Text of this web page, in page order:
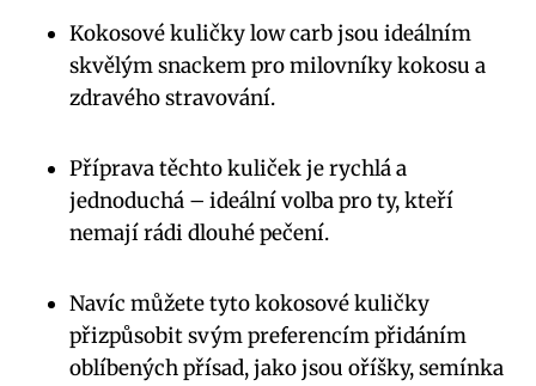
Kokosové kuličky low carb jsou ideálním
skvělým snackem pro milovníky kokosu a
zdravého stravování.
Příprava těchto kuliček je rychlá a
jednoduchá – ideální volba pro ty, kteří
nemají rádi dlouhé pečení.
Navíc můžete tyto kokosové kuličky
přizpůsobit svým preferencím přidáním
oblíbených přísad, jako jsou oříšky, semínka